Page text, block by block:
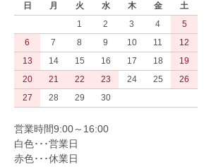
日
月 火 水 木 金
土
1
2 3 4
5
6
7 8 9 10 11
12
13
14 15 16 17 18
19
20
21 22 23 24 25
26
27
28 29 30
営業時間9:00～16:00
白色･･･営業日
赤色･･･休業日